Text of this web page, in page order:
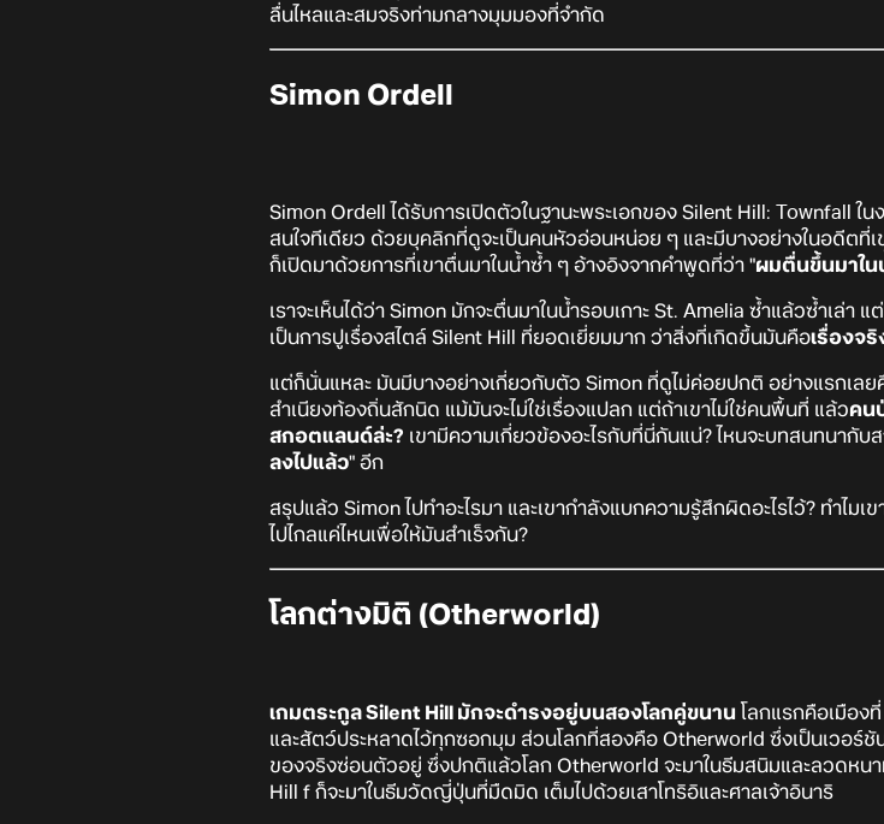
ลื่นไหลและสมจริงท่ามกลางมุมมองที่จำกัด
Simon Ordell
Simon Ordell ได้รับการเปิดตัวในฐานะพระเอกของ Silent Hill: Townfall ใ
สนใจทีเดียว ด้วยบุคลิกที่ดูจะเป็นคนหัวอ่อนหน่อย ๆ และมีบางอย่างในอดีตที่เ
ก็เปิดมาด้วยการที่เขาตื่นมาในน้ำซ้ำ ๆ อ้างอิงจากคำพูดที่ว่า "ผมตื่นขึ้นมาใน
เราจะเห็นได้ว่า Simon มักจะตื่นมาในน้ำรอบเกาะ St. Amelia ซ้ำแล้วซ้ำเล่
เป็นการปูเรื่องสไตล์ Silent Hill ที่ยอดเยี่ยมมาก ว่าสิ่งที่เกิดขึ้นมันคือเรื่องจริ
แต่ก็นั่นแหละ มันมีบางอย่างเกี่ยวกับตัว Simon ที่ดูไม่ค่อยปกติ อย่างแรกเล
สำเนียงท้องถิ่นสักนิด แม้มันจะไม่ใช่เรื่องแปลก แต่ถ้าเขาไม่ใช่คนพื้นที่ แล้วคน
สกอตแลนด์ล่ะ? เขามีความเกี่ยวข้องอะไรกับที่นี่กันแน่? ไหนจะบทสนทนากับ
ลงไปแล้ว" อีก
สรุปแล้ว Simon ไปทำอะไรมา และเขากำลังแบกความรู้สึกผิดอะไรไว้? ทำไ
ไปไกลแค่ไหนเพื่อให้มันสำเร็จกัน?
โลกต่างมิติ (Otherworld)
เกมตระกูล Silent Hill มักจะดำรงอยู่บนสองโลกคู่ขนาน โลกแรกคือเมือง
และสัตว์ประหลาดไว้ทุกซอกมุม ส่วนโลกที่สองคือ Otherworld ซึ่งเป็นเวอร์
ของจริงซ่อนตัวอยู่ ซึ่งปกติแล้วโลก Otherworld จะมาในธีมสนิมและลวดหน
Hill f ก็จะมาในธีมวัดญี่ปุ่นที่มืดมิด เต็มไปด้วยเสาโทริอิและศาลเจ้าอินาริ